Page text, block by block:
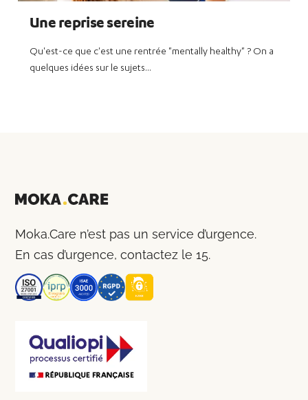
Une reprise sereine
Qu'est-ce que c'est une rentrée "mentally healthy" ? On a
quelques idées sur le sujets...
Moka.Care n’est pas un service d’urgence.
En cas d’urgence, contactez le 15.